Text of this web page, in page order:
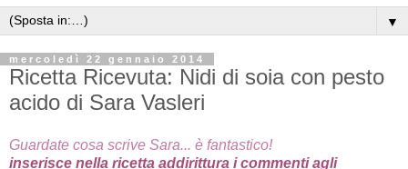
▼
mercoledì 22 gennaio 2014
Ricetta Ricevuta: Nidi di soia con pesto
acido di Sara Vasleri
Guardate cosa scrive Sara... è fantastico!
inserisce nella ricetta addirittura i commenti agli